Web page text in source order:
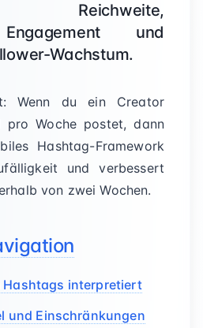
Reichweite,
und
Wachstum.
Wenn du ein Creator
Woche postet, dann
Hashtag-Framework
und verbessert
von zwei Wochen.
Hashtags interpretiert
und Einschränkungen